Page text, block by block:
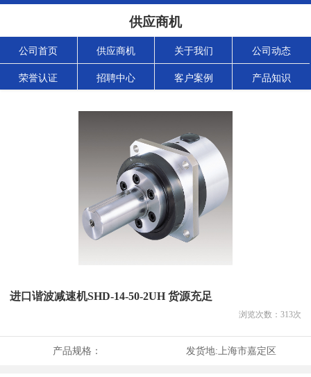
供应商机
公司首页 供应商机 关于我们 公司动态
荣誉认证 招聘中心 客户案例 产品知识
进口谐波减速机SHD-14-50-2UH 货源充足
浏览次数： 313次
产品规格： 发货地: 上海市嘉定区